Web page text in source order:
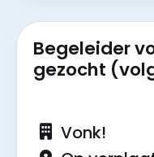
Begeleider
gezocht
Vonk!